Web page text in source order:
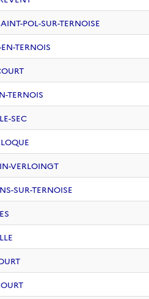
POL-SUR-TERNOISE
TERNOIS
TERNOIS
SEC
VERLOINGT
SUR-TERNOISE